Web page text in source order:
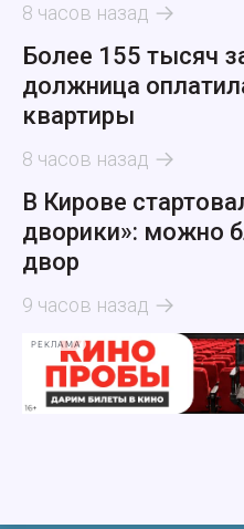
8 часов назад
Более 155 тысяч
должница
квартиры
8 часов назад
В Кирове
дворики»: можно
двор
9 часов назад
РЕКЛАМА